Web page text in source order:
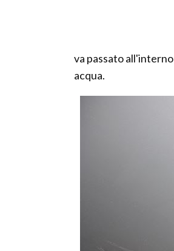
va passato
acqua.